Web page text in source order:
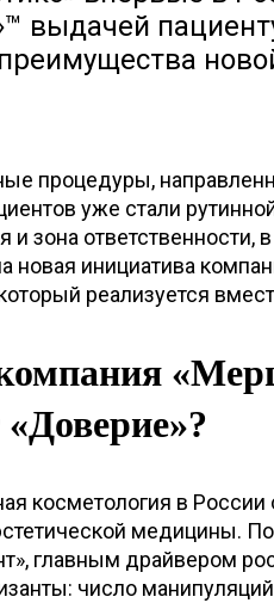
выдачей
процедуры,
уже стали
и зона ответственности,
новая инициатива
реализуется
косметология в
медицины.
главным драйвером
число